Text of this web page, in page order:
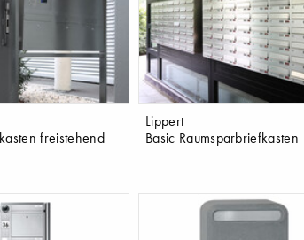
freistehend
Lippert
Basic Raumsparbriefkasten